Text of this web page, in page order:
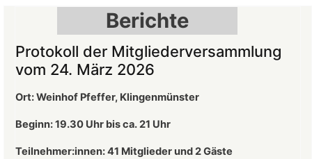
LandeckBerichte
Protokoll der Mitgliederversammlung
vom 24. März 2026
Ort: Weinhof Pfeffer, Klingenmünster
Beginn: 19.30 Uhr bis ca. 21 Uhr
Teilnehmer:innen: 41 Mitglieder und 2 Gäste